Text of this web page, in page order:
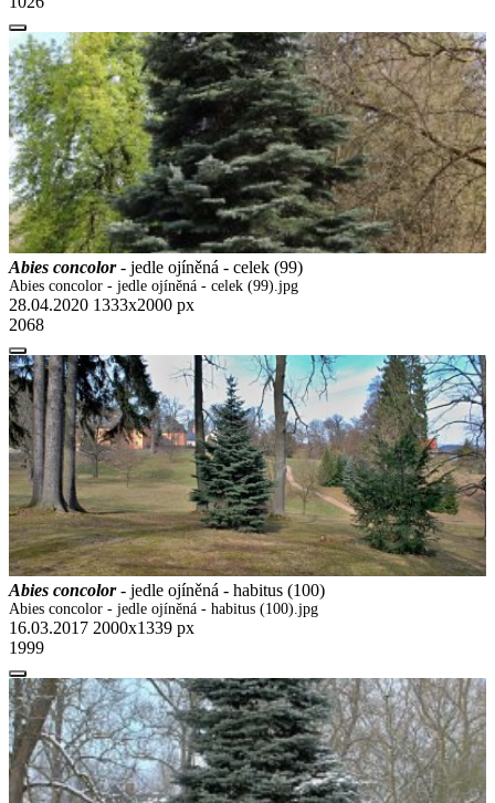
Abies concolor- jedle ojíněná - celek (99)
Abies concolor - jedle ojíněná - celek (99).jpg
28.04.2020 1333x2000 px
2068
Abies concolor- jedle ojíněná - habitus (100)
Abies concolor - jedle ojíněná - habitus (100).jpg
16.03.2017 2000x1339 px
1999